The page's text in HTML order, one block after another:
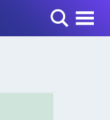
Toggle Menu